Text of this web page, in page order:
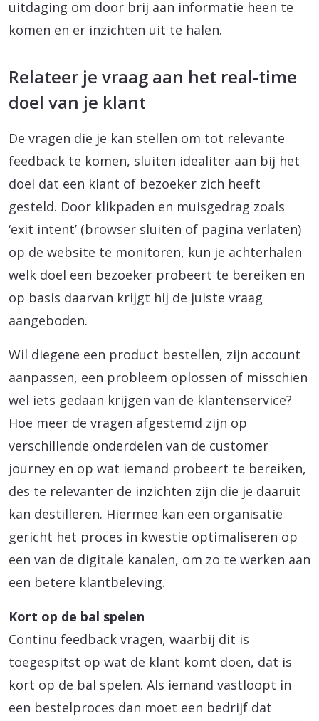
uitdaging om door brij aan informatie heen te
komen en er inzichten uit te halen.
Relateer je vraag aan het real-time
doel van je klant
De vragen die je kan stellen om tot relevante
feedback te komen, sluiten idealiter aan bij het
doel dat een klant of bezoeker zich heeft
gesteld. Door klikpaden en muisgedrag zoals
‘exit intent’ (browser sluiten of pagina verlaten)
op de website te monitoren, kun je achterhalen
welk doel een bezoeker probeert te bereiken en
op basis daarvan krijgt hij de juiste vraag
aangeboden.
Wil diegene een product bestellen, zijn account
aanpassen, een probleem oplossen of misschien
wel iets gedaan krijgen van de klantenservice?
Hoe meer de vragen afgestemd zijn op
verschillende onderdelen van de customer
journey en op wat iemand probeert te bereiken,
des te relevanter de inzichten zijn die je daaruit
kan destilleren. Hiermee kan een organisatie
gericht het proces in kwestie optimaliseren op
een van de digitale kanalen, om zo te werken aan
een betere klantbeleving.
Kort op de bal spelen
Continu feedback vragen, waarbij dit is
toegespitst op wat de klant komt doen, dat is
kort op de bal spelen. Als iemand vastloopt in
een bestelproces dan moet een bedrijf dat